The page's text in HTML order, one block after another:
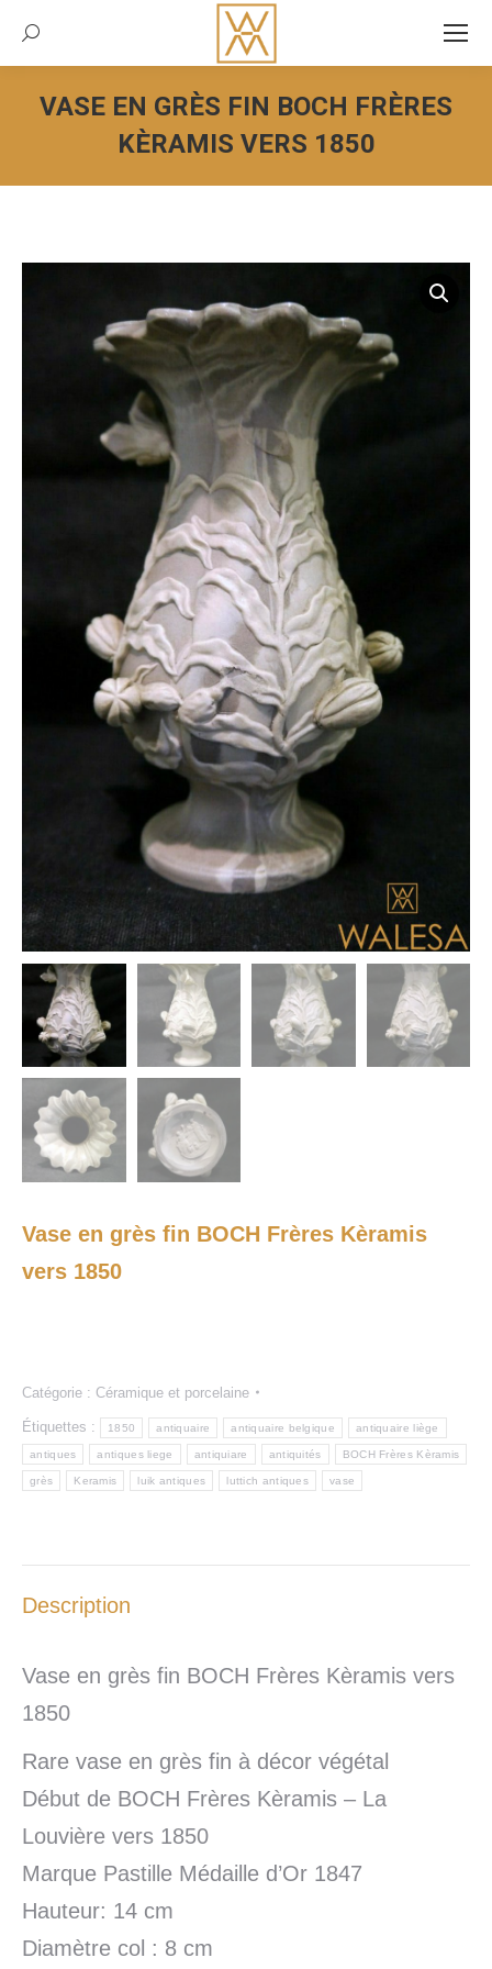
Recherche:
VASE EN GRÈS FIN BOCH FRÈRES
KÈRAMIS VERS 1850
Vous êtes ici :
Vase en grès fin BOCH Frères Kèramis
vers 1850
Catégorie : Céramique et porcelaine
Étiquettes : 1850 antiquaire antiquaire belgique antiquaire liège
antiques antiques liege antiquiare antiquités BOCH Frères Kèramis
grès Keramis luik antiques luttich antiques vase
Description
Vase en grès fin BOCH Frères Kèramis vers
1850
Rare vase en grès fin à décor végétal
Début de BOCH Frères Kèramis – La
Louvière vers 1850
Marque Pastille Médaille d’Or 1847
Hauteur: 14 cm
Diamètre col : 8 cm